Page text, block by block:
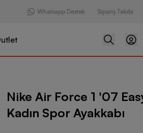
Whatsapp Destek Sipariş Takibi
1 '07 EasyOn Kadın Spor Ayakkabı
Nike Air Force 1 '07
Kadın Spor Ayakkabı